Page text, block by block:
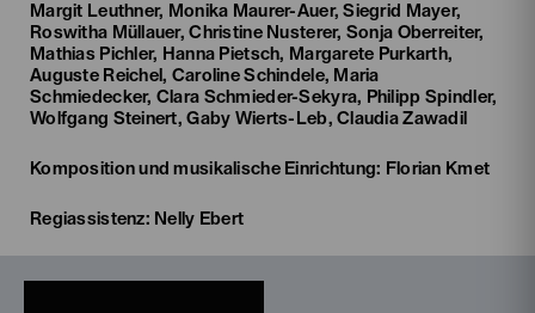
Margit Leuthner, Monika Maurer-Auer, Siegrid Mayer,
Roswitha Müllauer, Christine Nusterer, Sonja Oberreiter,
Mathias Pichler, Hanna Pietsch, Margarete Purkarth,
Auguste Reichel, Caroline Schindele, Maria
Schmiedecker, Clara Schmieder-Sekyra, Philipp Spindler,
Wolfgang Steinert, Gaby Wierts-Leb, Claudia Zawadil
Komposition und musikalische Einrichtung: Florian Kmet
Regiassistenz: Nelly Ebert